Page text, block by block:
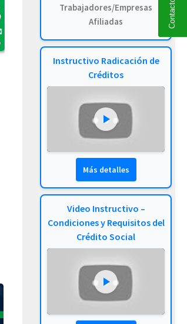
Trabajadores/Empresas
Afiliadas
Instructivo Radicación de
Créditos
Más detalles
Video Instructivo –
Condiciones y Requisitos del
Crédito Social
Contacto